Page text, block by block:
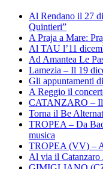
Al Rendano il 27
Quintieri”
A Praja a Mare:
Al TAU l’11
Ad Amantea Le
Lamezia – Il 19
Gli appuntamenti
A Reggio il
CATANZARO – Il
Torna il Be
TROPEA – Da
musica
TROPEA (VV) –
Al via il Catanzaro